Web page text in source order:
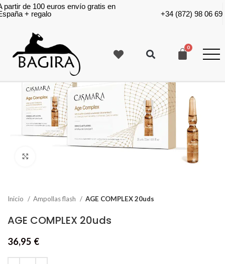
partir de 100 euros envío gratis en
+ regalo
+34 (872) 98 06 69
Inicio Ampollas flash AGE COMPLEX 20uds
AGE COMPLEX 20uds
36,95 €